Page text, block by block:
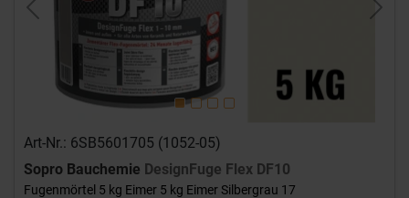
Previous Next
Art-Nr.: 6SB5601705 (1052-05)
Sopro Bauchemie DesignFuge Flex DF10
Fugenmörtel 5 kg Eimer 5 kg Eimer Silbergrau 17